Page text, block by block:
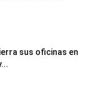
sus oficinas en